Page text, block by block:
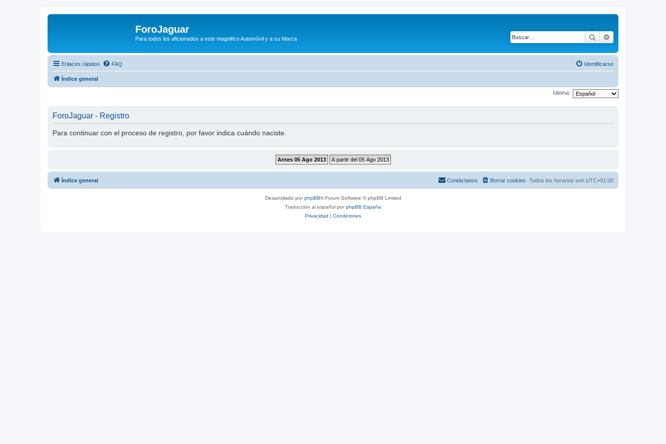
ForoJaguar
Para todos los aficionados a este magnifico Automóvil y a su Marca Buscar
Enlaces rápidos FAQ Identificarse
Índice general
Idioma:
ForoJaguar - Registro
Para continuar con el proceso de registro, por favor indica cuándo naciste.
Índice general Todos los horarios son UTC+01:00
Borrar cookies
Contáctanos
Desarrollado porphpBB® Forum Software © phpBB Limited
Traducción al español porphpBB España
Privacidad
Condiciones